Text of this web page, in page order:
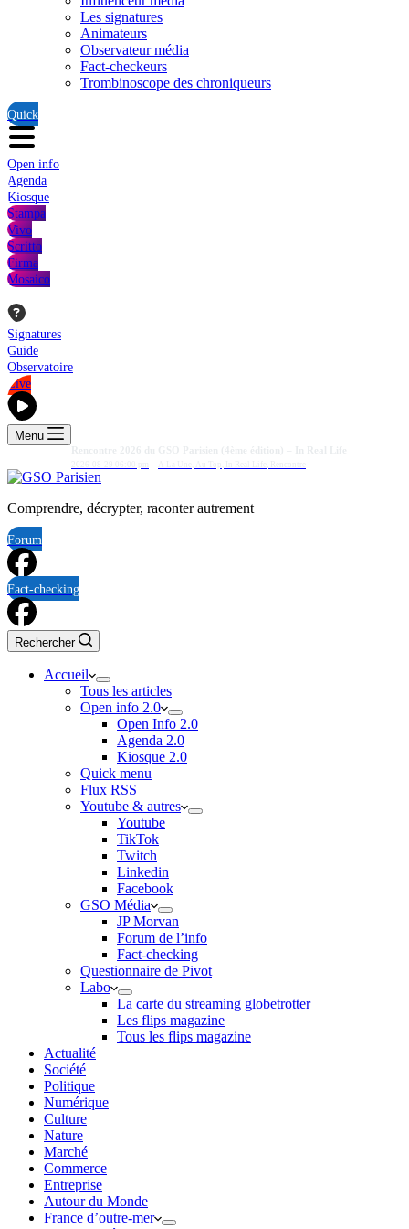
Les signatures
Animateurs
Observateur média
Fact-checkeurs
Trombinoscope des chroniqueurs
Quick
Open info
Agenda
Kiosque
Stampa
Vivo
Scritto
Firma
Mosaico
Signatures
Guide
Observatoire
Live
Menu
Comprendre, décrypter, raconter autrement
Forum
Fact-checking
Rechercher
Accueil
Tous les articles
Open info 2.0
Open Info 2.0
Agenda 2.0
Kiosque 2.0
Quick menu
Flux RSS
Youtube & autres
Youtube
TikTok
Twitch
Linkedin
Facebook
GSO Média
JP Morvan
Forum de l’info
Fact-checking
Questionnaire de Pivot
Labo
La carte du streaming globetrotter
Les flips magazine
Tous les flips magazine
Actualité
Société
Politique
Numérique
Culture
Nature
Marché
Commerce
Entreprise
Autour du Monde
France d’outre-mer